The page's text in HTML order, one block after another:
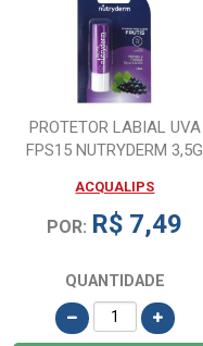
PROTETOR LABIAL UVA
FPS15 NUTRYDERM 3,5G
ACQUALIPS
POR: R$ 7,49
QUANTIDADE